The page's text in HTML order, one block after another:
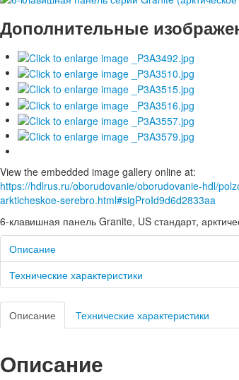
Дополнительные
View the embedded image gallery online at:
https://hdlrus.ru/oborudovanie/oborudovanie-hdl/
arkticheskoe-serebro.html#sigProId9d6d2833aa
6-клавишная панель Granite, US стандарт,
Описание
Технические характеристики
Описание Технические характеристики
Описание